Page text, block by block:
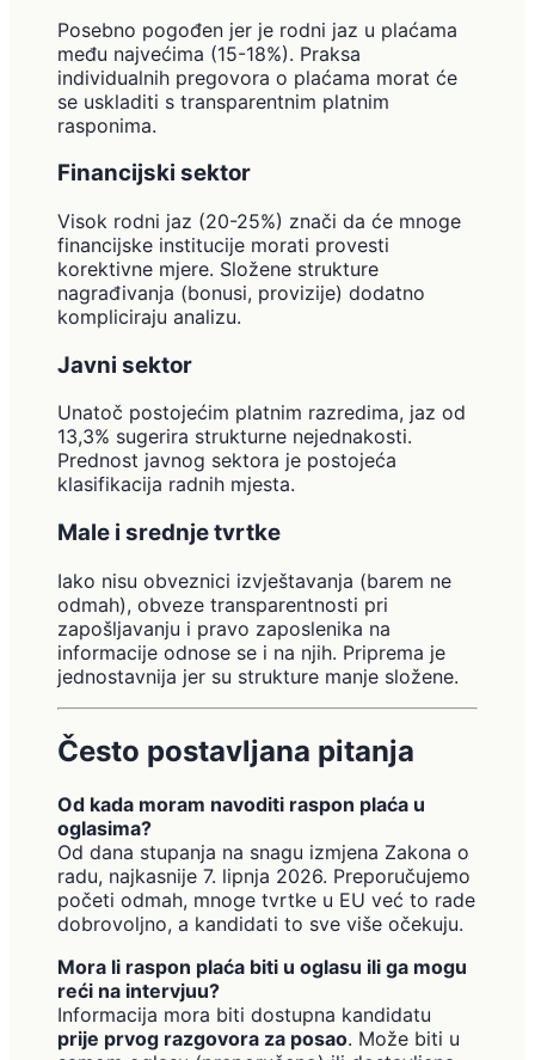
Posebno pogođen jer je rodni jaz u plaćama
među najvećima (15-18%). Praksa
individualnih pregovora o plaćama morat će
se uskladiti s transparentnim platnim
rasponima.
Financijski sektor
Visok rodni jaz (20-25%) znači da će mnoge
financijske institucije morati provesti
korektivne mjere. Složene strukture
nagrađivanja (bonusi, provizije) dodatno
kompliciraju analizu.
Javni sektor
Unatoč postojećim platnim razredima, jaz od
13,3% sugerira strukturne nejednakosti.
Prednost javnog sektora je postojeća
klasifikacija radnih mjesta.
Male i srednje tvrtke
Iako nisu obveznici izvještavanja (barem ne
odmah), obveze transparentnosti pri
zapošljavanju i pravo zaposlenika na
informacije odnose se i na njih. Priprema je
jednostavnija jer su strukture manje složene.
Često postavljana pitanja
Od kada moram navoditi raspon plaća u
oglasima?
Od dana stupanja na snagu izmjena Zakona o
radu, najkasnije 7. lipnja 2026. Preporučujemo
početi odmah, mnoge tvrtke u EU već to rade
dobrovoljno, a kandidati to sve više očekuju.
Mora li raspon plaća biti u oglasu ili ga mogu
reći na intervjuu?
Informacija mora biti dostupna kandidatu
prije prvog razgovora za posao. Može biti u